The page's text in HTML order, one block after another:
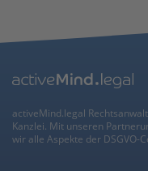
activeMind.legal
Kanzlei. Mit unseren
wir alle Aspekte der DSGVO-